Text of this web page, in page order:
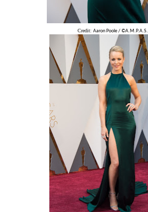
Credit: Aaron Poole / ©A.M.P.A.S.